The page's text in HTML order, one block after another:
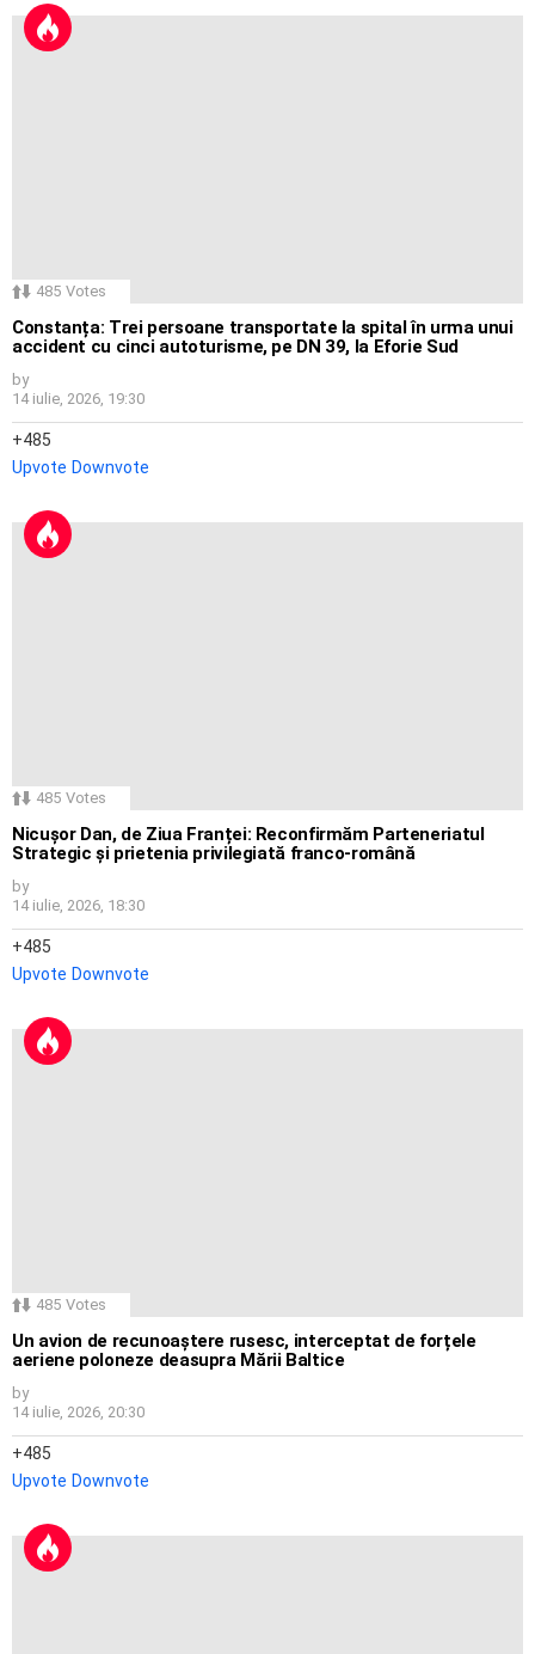
485 Votes
Constanța: Trei persoane transportate la spital în urma unui
accident cu cinci autoturisme, pe DN 39, la Eforie Sud
by
14 iulie, 2026, 19:30
485
Upvote Downvote
485 Votes
Nicușor Dan, de Ziua Franței: Reconfirmăm Parteneriatul
Strategic și prietenia privilegiată franco-română
by
14 iulie, 2026, 18:30
485
Upvote Downvote
485 Votes
Un avion de recunoaștere rusesc, interceptat de forțele
aeriene poloneze deasupra Mării Baltice
by
14 iulie, 2026, 20:30
485
Upvote Downvote